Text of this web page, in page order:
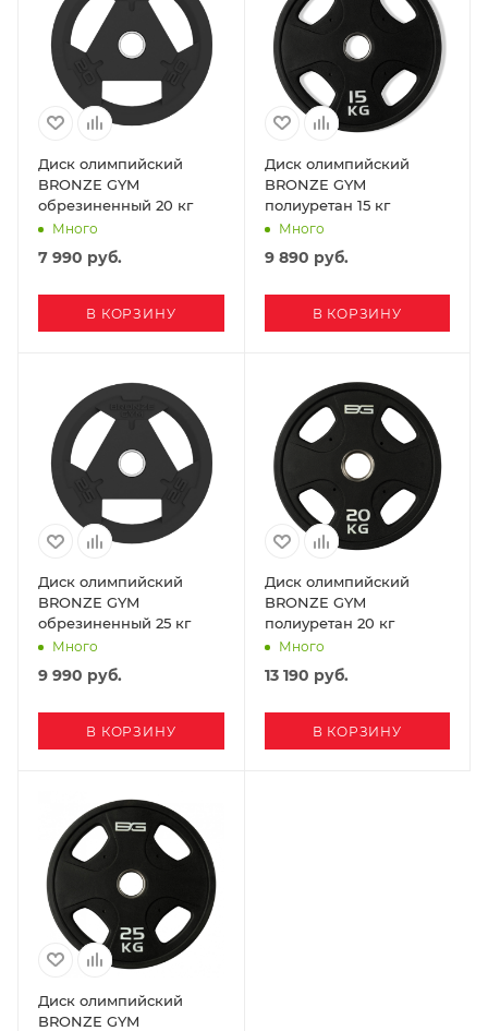
Диск олимпийский
BRONZE GYM
обрезиненный 20 кг
Много
7 990 руб.
В КОРЗИНУ
Диск олимпийский
BRONZE GYM
полиуретан 15 кг
Много
9 890 руб.
В КОРЗИНУ
Диск олимпийский
BRONZE GYM
обрезиненный 25 кг
Много
9 990 руб.
В КОРЗИНУ
Диск олимпийский
BRONZE GYM
полиуретан 20 кг
Много
13 190 руб.
В КОРЗИНУ
Диск олимпийский
BRONZE GYM